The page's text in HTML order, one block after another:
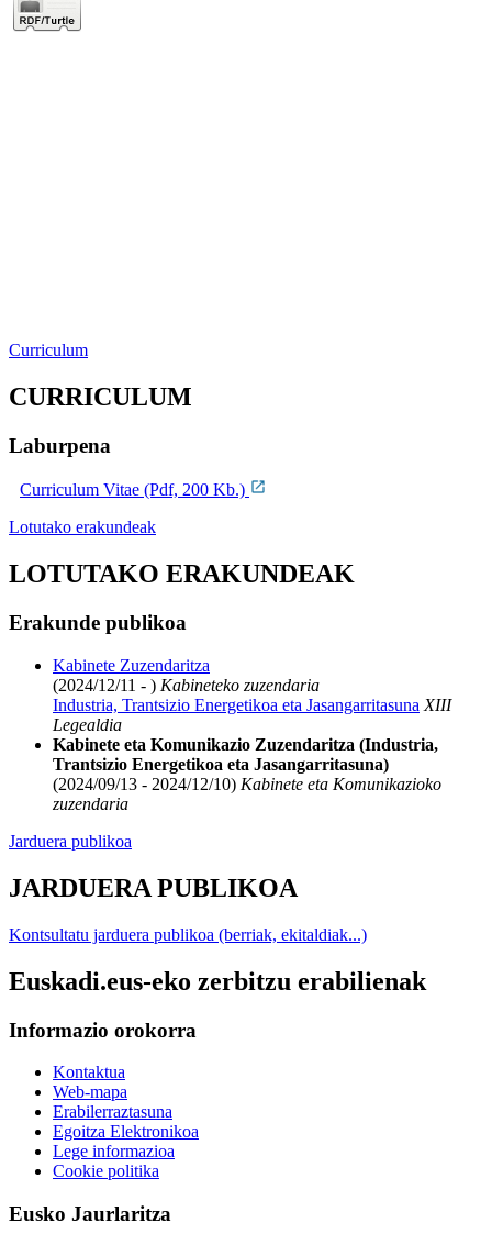
Curriculum
CURRICULUM
Laburpena
Curriculum Vitae (Pdf, 200 Kb.)
Lotutako erakundeak
LOTUTAKO ERAKUNDEAK
Erakunde publikoa
Kabinete Zuzendaritza
(2024/12/11 - ) Kabineteko zuzendaria
Industria, Trantsizio Energetikoa eta Jasangarritasuna XIII
Legealdia
Kabinete eta Komunikazio Zuzendaritza (Industria,
Trantsizio Energetikoa eta Jasangarritasuna)
(2024/09/13 - 2024/12/10) Kabinete eta Komunikazioko
zuzendaria
Jarduera publikoa
JARDUERA PUBLIKOA
Kontsultatu jarduera publikoa (berriak, ekitaldiak...)
Euskadi.eus-eko zerbitzu erabilienak
Informazio orokorra
Kontaktua
Web-mapa
Erabilerraztasuna
Egoitza Elektronikoa
Lege informazioa
Cookie politika
Eusko Jaurlaritza